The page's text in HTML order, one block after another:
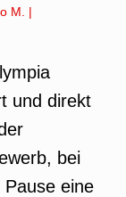
M.
|
und direkt
bei
eine